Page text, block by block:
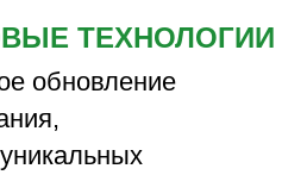
ТЕХНОЛОГИИ
обновление